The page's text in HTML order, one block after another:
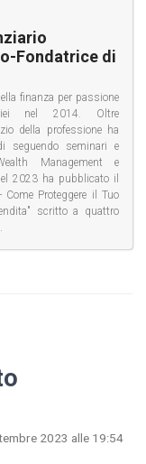
Fondatrice di
finanza per passione
nel 2014. Oltre
della professione ha
seguendo seminari e
Management e
2023 ha pubblicato il
Proteggere il Tuo
scritto a quattro
2023 alle 19:54